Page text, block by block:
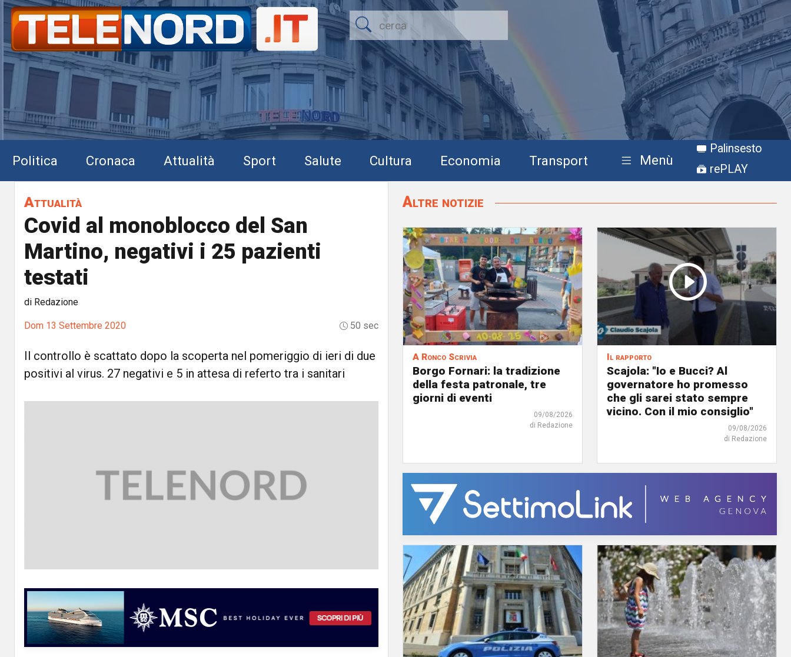
Politica Cronaca Attualità Sport Salute Cultura Economia Transport Menù
Palinsesto
rePLAY
Attualità
Covid al monoblocco del San
Martino, negativi i 25 pazienti
testati
di Redazione
Dom 13 Settembre 2020 50 sec
Il controllo è scattato dopo la scoperta nel pomeriggio di ieri di due
positivi al virus. 27 negativi e 5 in attesa di referto tra i sanitari
Altre notizie
A Ronco Scrivia
Borgo Fornari: la tradizione
della festa patronale, tre
giorni di eventi
09/08/2026
di Redazione
Il rapporto
Scajola: "Io e Bucci? Al
governatore ho promesso
che gli sarei stato sempre
vicino. Con il mio consiglio"
09/08/2026
di Redazione